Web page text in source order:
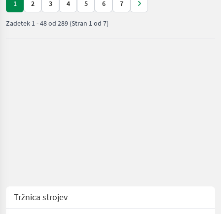
1 2 3 4 5 6 7
Zadetek 1-48od 289 (Stran 1 od 7)
Tržnica strojev